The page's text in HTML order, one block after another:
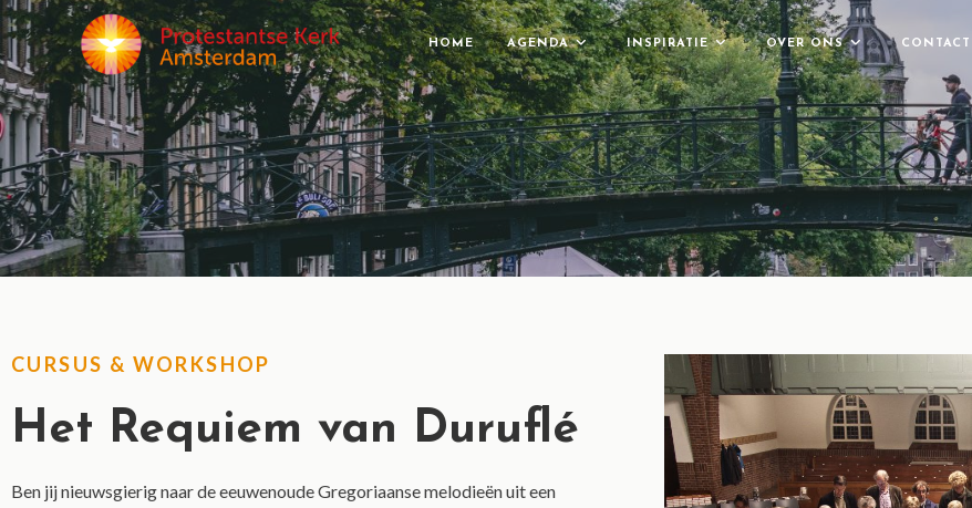
HOME AGENDA INSPIRATIE OVER ONS CONTACT
CURSUS & WORKSHOP
Het Requiem van Duruflé
Ben jij nieuwsgierig naar de eeuwenoude Gregoriaanse melodieën uit een